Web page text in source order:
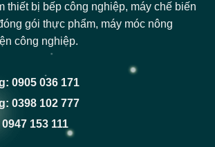
thiết bị bếp công nghiệp, máy chế biến
gói thực phẩm, máy móc nông
công nghiệp.
0905 036 171
0398 102 777
153 111